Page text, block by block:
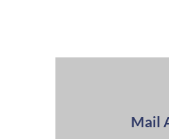
Mail